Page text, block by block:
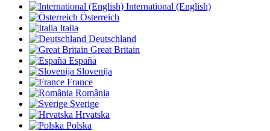
International (English)
Österreich
Italia
Deutschland
Great Britain
España
Slovenija
France
România
Sverige
Hrvatska
Polska